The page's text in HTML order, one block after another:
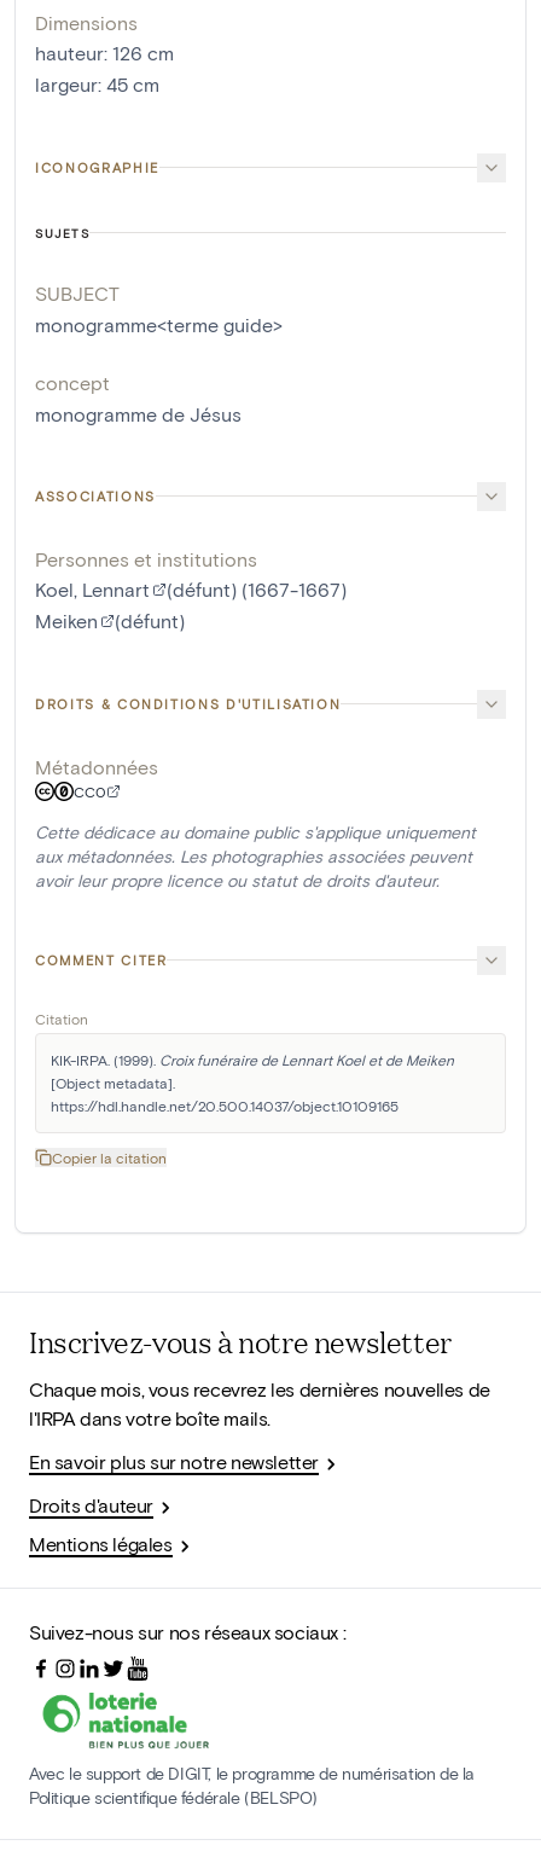
Dimensions
hauteur: 126 cm
largeur: 45 cm
ICONOGRAPHIE
SUJETS
SUBJECT
monogramme<terme guide>
concept
monogramme de Jésus
ASSOCIATIONS
Personnes et institutions
Koel, Lennart
(défunt) (1667-1667)
Meiken
(défunt)
DROITS & CONDITIONS D'UTILISATION
Métadonnées
CC0
Cette dédicace au domaine public s'applique uniquement
aux métadonnées. Les photographies associées peuvent
avoir leur propre licence ou statut de droits d'auteur.
COMMENT CITER
Citation
KIK-IRPA. (1999). Croix funéraire de Lennart Koel et de Meiken
[Object metadata].
https://hdl.handle.net/20.500.14037/object.10109165
Copier la citation
Inscrivez-vous à notre newsletter
Chaque mois, vous recevrez les dernières nouvelles de
l'IRPA dans votre boîte mails.
En savoir plus sur notre newsletter
Droits d'auteur
Mentions légales
Suivez-nous sur nos réseaux sociaux :
Avec le support de DIGIT, le programme de numérisation de la
Politique scientifique fédérale (BELSPO)